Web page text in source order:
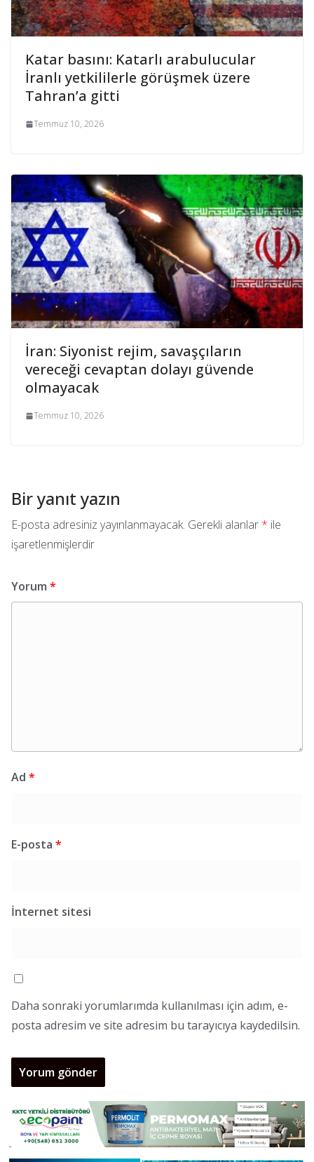
Katar basını: Katarlı arabulucular
İranlı yetkililerle görüşmek üzere
Tahran’a gitti
Temmuz 10, 2026
İran: Siyonist rejim, savaşçıların
vereceği cevaptan dolayı güvende
olmayacak
Temmuz 10, 2026
Bir yanıt yazın
E-posta adresiniz yayınlanmayacak. Gerekli alanlar * ile
işaretlenmişlerdir
Yorum *
Ad *
E-posta *
İnternet sitesi
Daha sonraki yorumlarımda kullanılması için adım, e-
posta adresim ve site adresim bu tarayıcıya kaydedilsin.